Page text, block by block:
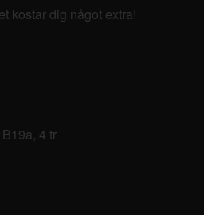
kostar dig något extra!
4 tr